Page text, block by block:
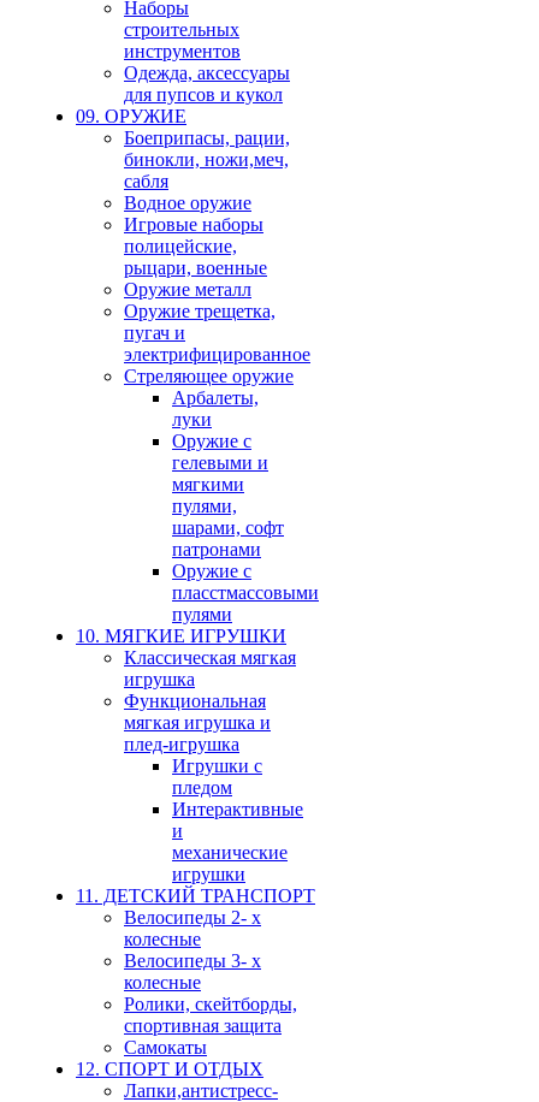
Наборы
строительных
инструментов
Одежда, аксессуары
для пупсов и кукол
09. ОРУЖИЕ
Боеприпасы, рации,
бинокли, ножи,меч,
сабля
Водное оружие
Игровые наборы
полицейские,
рыцари, военные
Оружие металл
Оружие трещетка,
пугач и
электрифицированное
Стреляющее оружие
Арбалеты,
луки
Оружие с
гелевыми и
мягкими
пулями,
шарами, софт
патронами
Оружие с
пласстмассовыми
пулями
10. МЯГКИЕ ИГРУШКИ
Классическая мягкая
игрушка
Функциональная
мягкая игрушка и
плед-игрушка
Игрушки с
пледом
Интерактивные
и
механические
игрушки
11. ДЕТСКИЙ ТРАНСПОРТ
Велосипеды 2- х
колесные
Велосипеды 3- х
колесные
Ролики, скейтборды,
спортивная защита
Самокаты
12. СПОРТ И ОТДЫХ
Лапки,антистресс-